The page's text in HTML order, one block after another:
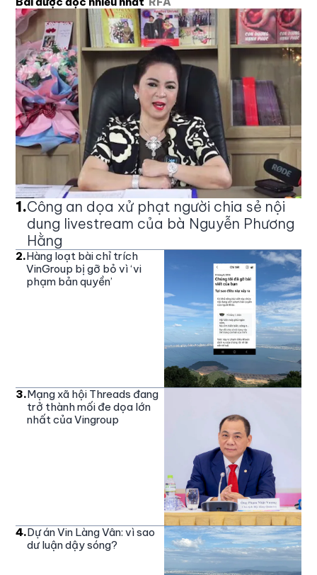
1.Công an dọa xử phạt người chia sẻ nội
dung livestream của bà Nguyễn Phương
Hằng
2.Hàng loạt bài chỉ trích
VinGroup bị gỡ bỏ vì ‘vi
phạm bản quyền’
3.Mạng xã hội Threads đang
trở thành mối đe dọa lớn
nhất của Vingroup
4.Dự án Vin Làng Vân: vì sao
dư luận dậy sóng?